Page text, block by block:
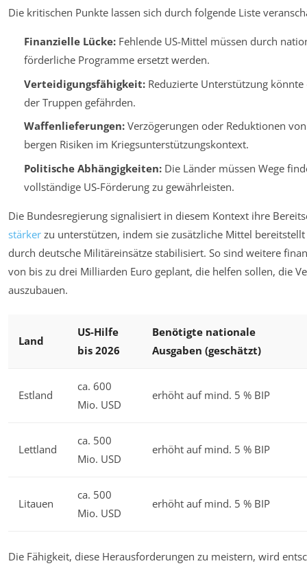
Die kritischen Punkte lassen sich durch folgende Liste
Finanzielle Lücke:Fehlende US-Mittel müssen durch
förderliche Programme ersetzt werden.
Verteidigungsfähigkeit:Reduzierte Unterstützung könnte
der Truppen gefährden.
Waffenlieferungen:Verzögerungen oder Reduktionen
bergen Risiken im Kriegsunterstützungskontext.
Politische Abhängigkeiten:Die Länder müssen Wege
vollständige US-Förderung zu gewährleisten.
Die Bundesregierung signalisiert in diesem Kontext ihre
stärker zu unterstützen, indem sie zusätzliche Mittel
durch deutsche Militäreinsätze stabilisiert. So sind weitere
von bis zu drei Milliarden Euro geplant, die helfen sollen, die
auszubauen.
Land
US-Hilfe
bis 2026
Benötigte nationale
Ausgaben (geschätzt)
Estland
ca. 600
Mio. USD
erhöht auf mind. 5 % BIP
Lettland
ca. 500
Mio. USD
erhöht auf mind. 5 % BIP
Litauen
ca. 500
Mio. USD
erhöht auf mind. 5 % BIP
Die Fähigkeit, diese Herausforderungen zu meistern, wird